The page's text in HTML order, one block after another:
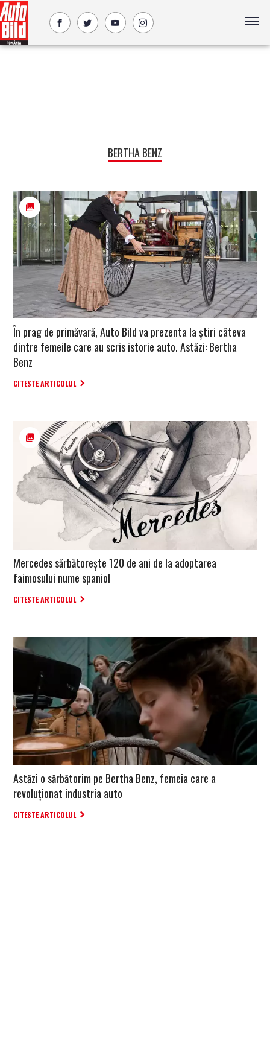
BERTHA BENZ
În prag de primăvară, Auto Bild va prezenta la știri câteva
dintre femeile care au scris istorie auto. Astăzi: Bertha
Benz
CITESTE ARTICOLUL
Mercedes sărbătorește 120 de ani de la adoptarea
faimosului nume spaniol
CITESTE ARTICOLUL
Astăzi o sărbătorim pe Bertha Benz, femeia care a
revoluționat industria auto
CITESTE ARTICOLUL